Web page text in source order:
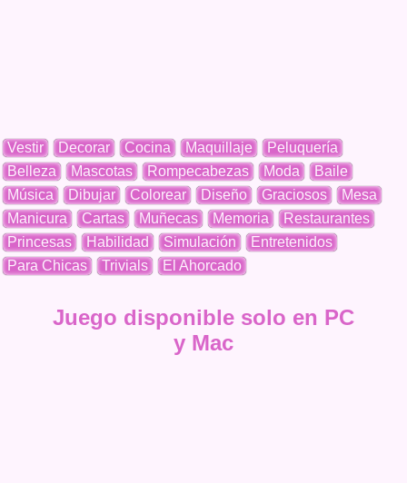
Vestir Decorar Cocina Maquillaje
Peluquería
Belleza
Mascotas Rompecabezas Moda
Baile
Música
Dibujar Colorear Diseño Graciosos
Mesa
Manicura
Cartas Muñecas Memoria
Restaurantes
Princesas
Habilidad Simulación
Entretenidos
Para Chicas
Trivials El Ahorcado
Juego disponible solo en PC
y Mac